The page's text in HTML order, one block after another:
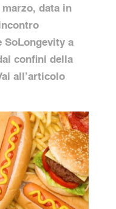
marzo, data in
SoLongevity a
confini della
all’articolo